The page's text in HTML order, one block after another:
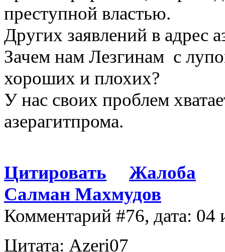
преступной властью.
Других заявлений в адрес
Зачем нам Лезгинам с
хороших и плохих?
У нас своих проблем
азерагитпрома.
Цитировать
Жалоба
Салман Махмудов
Комментарий #76, дата:
Цитата: Azeri07